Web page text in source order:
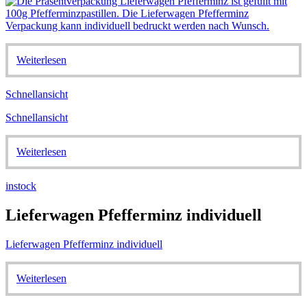
Weiterlesen
Schnellansicht
Schnellansicht
Weiterlesen
instock
Lieferwagen Pfefferminz individuell
Lieferwagen Pfefferminz individuell
Weiterlesen